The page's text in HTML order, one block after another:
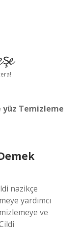
yüz Temizleme
nazikçe
yardımcı
ve